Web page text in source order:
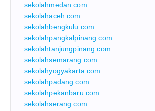
sekolahmedan.com
sekolahaceh.com
sekolahbengkulu.com
sekolahpangkalpinang.com
sekolahtanjungpinang.com
sekolahsemarang.com
sekolahyogyakarta.com
sekolahpadang.com
sekolahpekanbaru.com
sekolahserang.com